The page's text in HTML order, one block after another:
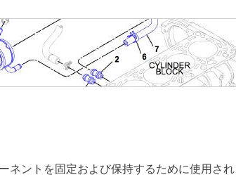
ネントを固定および保持するために使用さ